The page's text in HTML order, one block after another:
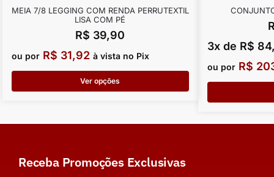
MEIA 7/8 LEGGING COM RENDA PERRUTEXTIL
LISA COM PÉ
R$ 39,90
ou por R$ 31,92 à vista no Pix
Ver opções
3x de R$
ou por R$
Receba Promoções Exclusivas